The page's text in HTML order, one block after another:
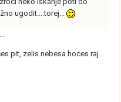
ugodit....torej...
pit, zelis nebesa hoces raj...